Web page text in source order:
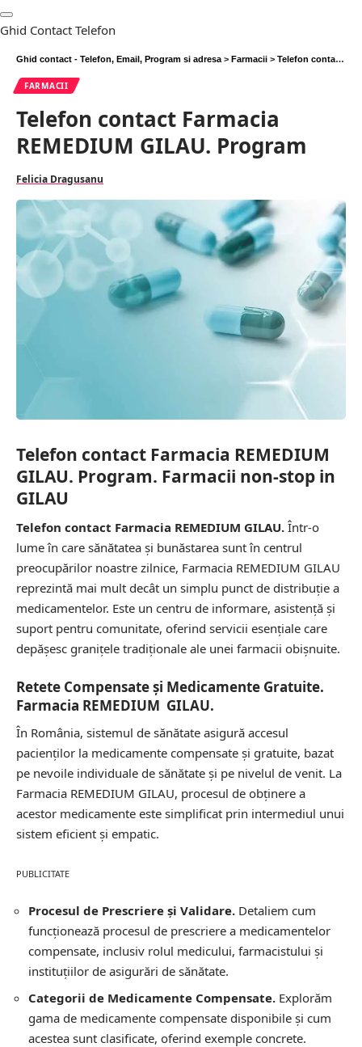
Ghid Contact Telefon
Ghid contact - Telefon, Email, Program si adresa > Farmacii > Telefon contact Farmacia REMEDIUM GILAU. Program
FARMACII
Telefon contact Farmacia
REMEDIUM GILAU. Program
Felicia Dragusanu
Telefon contact Farmacia REMEDIUM
GILAU. Program. Farmacii non-stop in
GILAU
Telefon contact Farmacia REMEDIUM GILAU. Într-o
lume în care sănătatea și bunăstarea sunt în centrul
preocupărilor noastre zilnice, Farmacia REMEDIUM GILAU
reprezintă mai mult decât un simplu punct de distribuție a
medicamentelor. Este un centru de informare, asistență și
suport pentru comunitate, oferind servicii esențiale care
depășesc granițele tradiționale ale unei farmacii obișnuite.
Retete Compensate și Medicamente Gratuite.
Farmacia REMEDIUM GILAU.
În România, sistemul de sănătate asigură accesul
pacienților la medicamente compensate și gratuite, bazat
pe nevoile individuale de sănătate și pe nivelul de venit. La
Farmacia REMEDIUM GILAU, procesul de obținere a
acestor medicamente este simplificat prin intermediul unui
sistem eficient și empatic.
PUBLICITATE
Procesul de Prescriere și Validare. Detaliem cum
funcționează procesul de prescriere a medicamentelor
compensate, inclusiv rolul medicului, farmacistului și
instituțiilor de asigurări de sănătate.
Categorii de Medicamente Compensate. Explorăm
gama de medicamente compensate disponibile și cum
acestea sunt clasificate, oferind exemple concrete.